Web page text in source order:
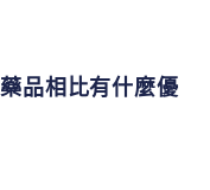
品相比有什麼優